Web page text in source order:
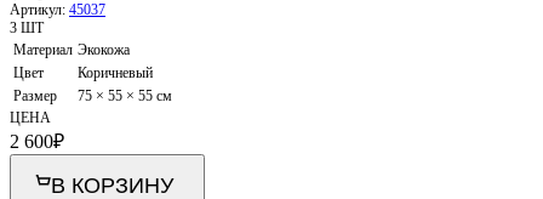
Артикул: 45037
3 ШТ
Материал Экокожа
Цвет
Коричневый
Размер
75 × 55 × 55 см
ЦЕНА
2 600₽
В КОРЗИНУ